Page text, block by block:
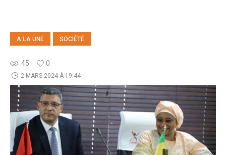
A LA UNE SOCIÉTÉ
45 0
2 MARS 2024 À 19:44